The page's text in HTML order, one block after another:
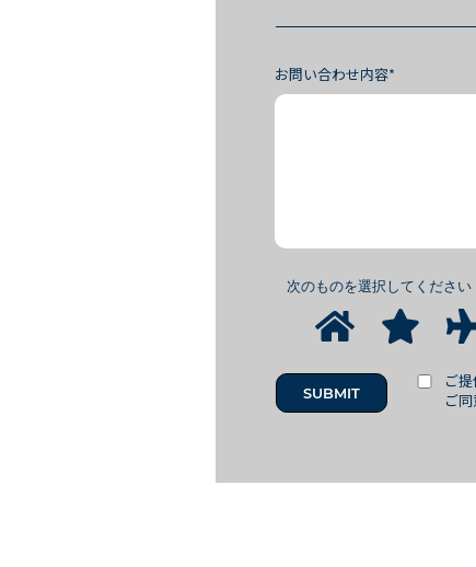
お問い合わせ内容*
次のものを選択してください
ご
ご